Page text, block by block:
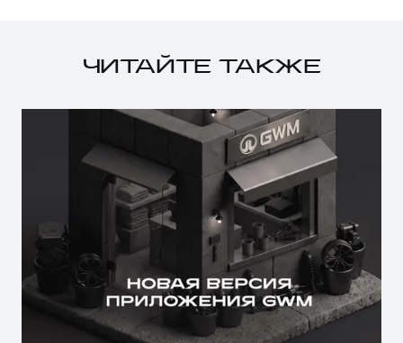
ЧИТАЙТЕ ТАКЖЕ